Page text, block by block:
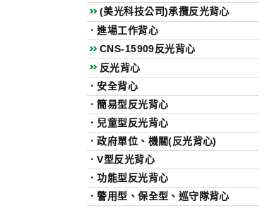
(美光科技公司)承攬反光背心
．進場工作背心
CNS-15909反光背心
反光背心
． 安全背心
．簡易型反光背心
． 兒童型反光背心
．政府單位、機關(反光背心)
．V型反光背心
．功能型反光背心
．警用型、保全型、巡守隊背心